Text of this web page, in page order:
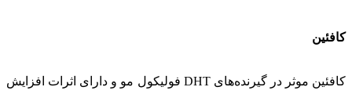
کافئین
کافئین موثر در گیرنده‌های DHT فولیکول مو و دارای اثرات افزایش